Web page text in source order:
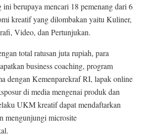
berupaya mencari 18 pemenang dari 6
kreatif yang dilombakan yaitu Kuliner,
Video, dan Pertunjukan.
total ratusan juta rupiah, para
business coaching, program
dengan Kemenparekraf RI, lapak online
di media mengenai produk dan
UKM kreatif dapat mendaftarkan
mengunjungi microsite